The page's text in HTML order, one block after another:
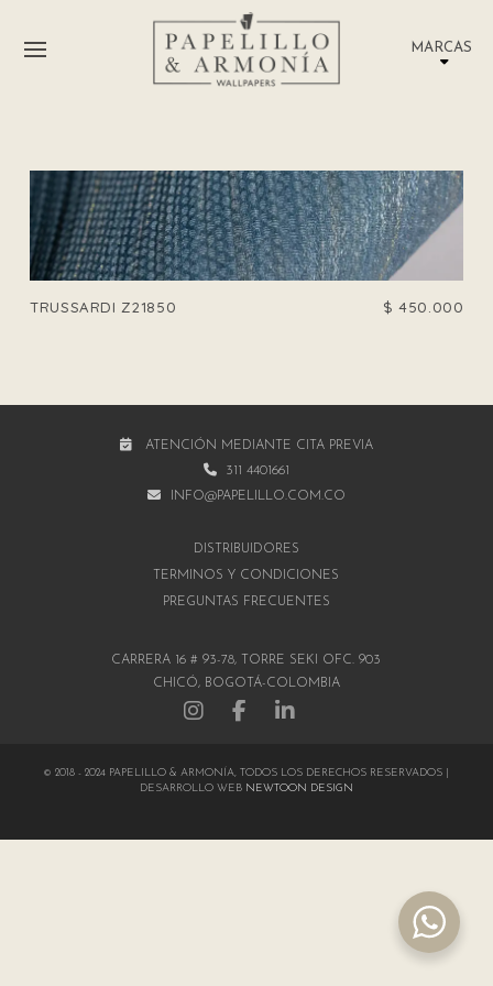
MARCAS
TRUSSARDI Z21850 $ 450.000
ATENCIÓN MEDIANTE CITA PREVIA
311 4401661
INFO@PAPELILLO.COM.CO
DISTRIBUIDORES
TÉRMINOS Y CONDICIONES
PREGUNTAS FRECUENTES
CARRERA 16 # 93-78, TORRE SEKI OFC. 903
CHICÓ, BOGOTÁ-COLOMBIA
© 2018 - 2024 PAPELILLO & ARMONÍA, TODOS LOS DERECHOS RESERVADOS |
DESARROLLO WEB NEWTOON DESIGN